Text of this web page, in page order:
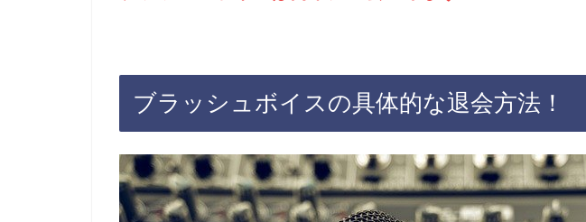
ブラッシュボイスの具体的な退会方法！